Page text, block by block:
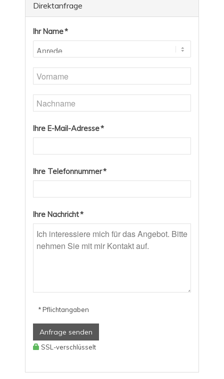
Direktanfrage
Ihr Name *
Ihre E-Mail-Adresse *
Ihre Telefonnummer *
Ihre Nachricht *
* Pflichtangaben
Anfrage senden
SSL-verschlüsselt